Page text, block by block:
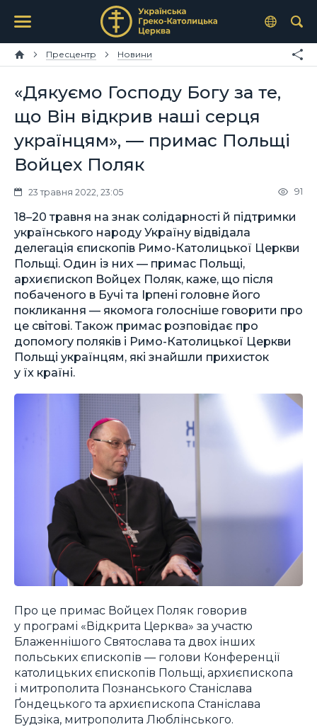
Пресцентр Новини
«Дякуємо Господу Богу за те,
що Він відкрив наші серця
українцям», — примас Польщі
Войцех Поляк
23 травня 2022, 23:05 91
18–20 травня на знак солідарності й підтримки
українського народу Україну відвідала
делегація єпископів Римо-Католицької Церкви
Польщі. Один із них — примас Польщі,
архиєпископ Войцех Поляк, каже, що після
побаченого в Бучі та Ірпені головне його
покликання — якомога голосніше говорити про
це світові. Також примас розповідає про
допомогу поляків і Римо-Католицької Церкви
Польщі українцям, які знайшли прихисток
у їх країні.
Про це примас Войцех Поляк говорив
у програмі «Відкрита Церква» за участю
Блаженнішого Святослава та двох інших
польських єпископів — голови Конференції
католицьких єпископів Польщі, архиєпископа
і митрополита Познанського Станіслава
Ґондецького та архиєпископа Станіслава
Будзіка, митрополита Люблінського.